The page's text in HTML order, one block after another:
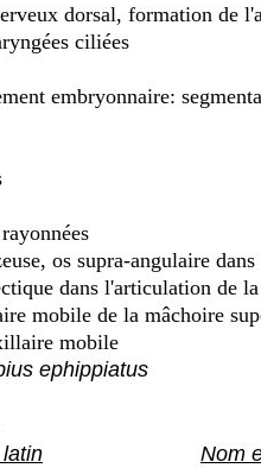
dorsal, formation de
ciliées
embryonnaire:
os supra-angulaire
dans l'articulation de
mobile de la mâchoire
mobile
ephippiatus
Nom